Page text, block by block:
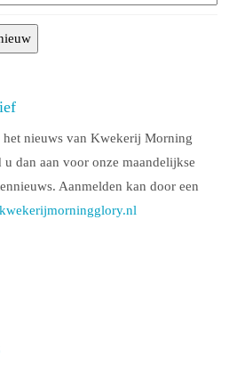
nieuws van Kwekerij Morning
dan aan voor onze maandelijkse
Aanmelden kan door een